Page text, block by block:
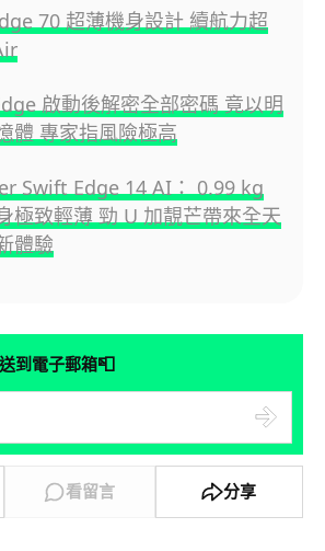
70 超薄機身設計 續航力超
啟動後解密全部密碼 竟以明
體 專家指風險極高
Swift Edge 14 AI： 0.99 kg
極致輕薄 勁 U 加靚芒帶來全天
體驗
到電子郵箱📮
看留言 分享